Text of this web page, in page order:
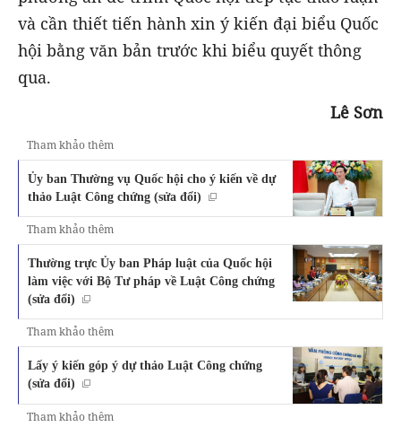
và cần thiết tiến hành xin ý kiến đại biểu Quốc
hội bằng văn bản trước khi biểu quyết thông
qua.
Lê Sơn
Tham khảo thêm
Ủy ban Thường vụ Quốc hội cho ý kiến về dự
thảo Luật Công chứng (sửa đổi)
Tham khảo thêm
Thường trực Ủy ban Pháp luật của Quốc hội
làm việc với Bộ Tư pháp về Luật Công chứng
(sửa đổi)
Tham khảo thêm
Lấy ý kiến góp ý dự thảo Luật Công chứng
(sửa đổi)
Tham khảo thêm